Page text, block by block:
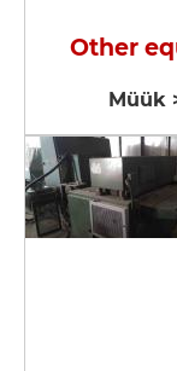
Other
Müük